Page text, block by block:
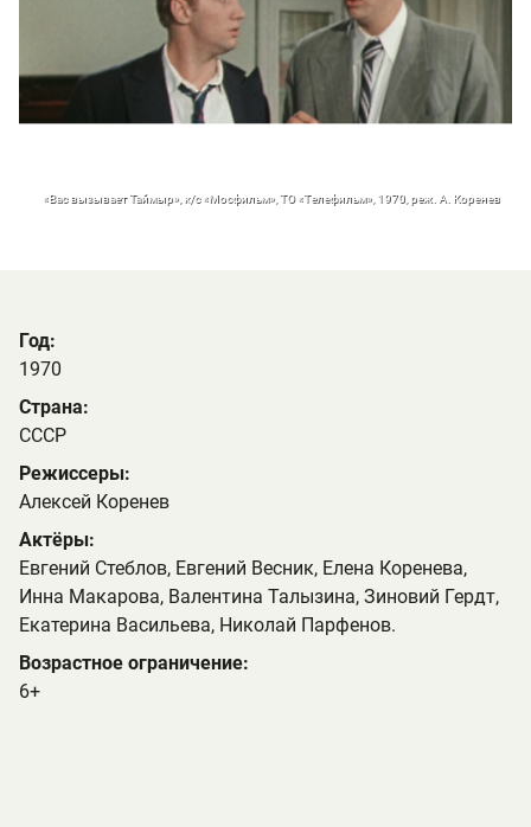
«Вас вызывает Таймыр», к/с «Мосфильм», ТО «Телефильм», 1970, реж. А. Коренев
Год:
1970
Страна:
СССР
Режиссеры:
Алексей Коренев
Актёры:
Евгений Стеблов, Евгений Весник, Елена Коренева,
Инна Макарова, Валентина Талызина, Зиновий Гердт,
Екатерина Васильева, Николай Парфенов.
Возрастное ограничение:
6+